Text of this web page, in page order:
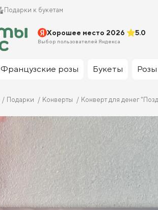
Подарки к букетам
Хорошее место 2026 5.0
Выбор пользователей Яндекса
Французские розы Букеты Розы
Подарки Конверты Конверт для денег